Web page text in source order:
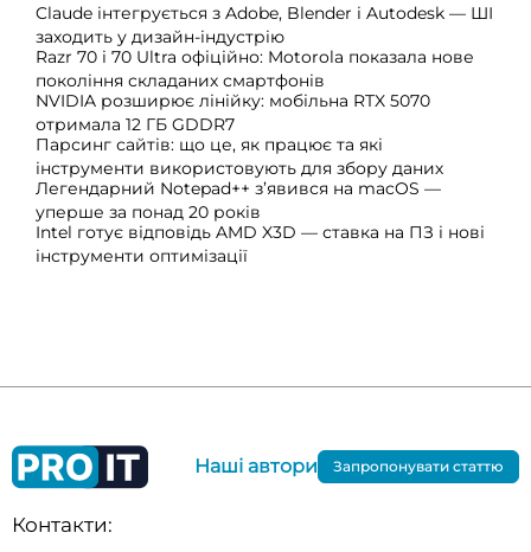
Claude інтегрується з Adobe, Blender і Autodesk — ШІ
заходить у дизайн-індустрію
Razr 70 і 70 Ultra офіційно: Motorola показала нове
покоління складаних смартфонів
NVIDIA розширює лінійку: мобільна RTX 5070
отримала 12 ГБ GDDR7
Парсинг сайтів: що це, як працює та які
інструменти використовують для збору даних
Легендарний Notepad++ з’явився на macOS —
уперше за понад 20 років
Intel готує відповідь AMD X3D — ставка на ПЗ і нові
інструменти оптимізації
Контакти:
Наші автори Запропонувати статтю